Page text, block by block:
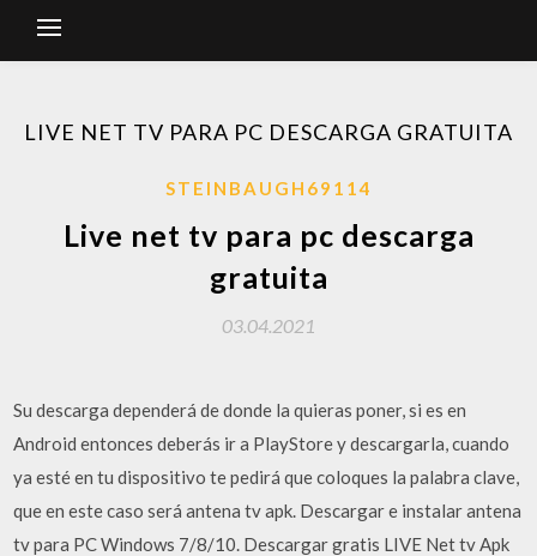
LIVE NET TV PARA PC DESCARGA GRATUITA
STEINBAUGH69114
Live net tv para pc descarga
gratuita
03.04.2021
Su descarga dependerá de donde la quieras poner, si es en
Android entonces deberás ir a PlayStore y descargarla, cuando
ya esté en tu dispositivo te pedirá que coloques la palabra clave,
que en este caso será antena tv apk. Descargar e instalar antena
tv para PC Windows 7/8/10. Descargar gratis LIVE Net tv Apk